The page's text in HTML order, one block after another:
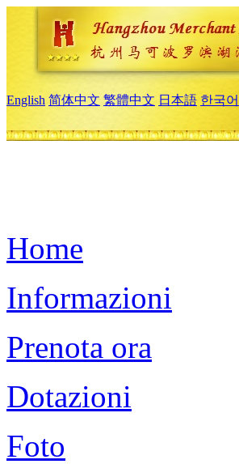
English 简体中文 繁體中文 日本語 한국어
Home
Informazioni
Prenota ora
Dotazioni
Foto